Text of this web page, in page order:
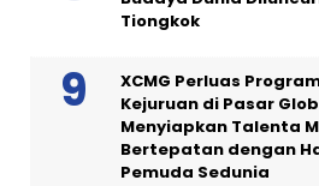
Tiongkok
XCMG Perluas
Kejuruan di Pasar
Menyiapkan Talenta
Bertepatan dengan
Pemuda Sedunia